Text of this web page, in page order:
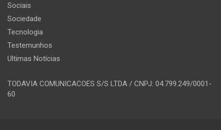
Sociais
Sociedade
Tecnologia
Testemunhos
Ultimas Notícias
TODAVIA COMUNICACOES S/S LTDA / CNPJ: 04.799.249/0001-
60